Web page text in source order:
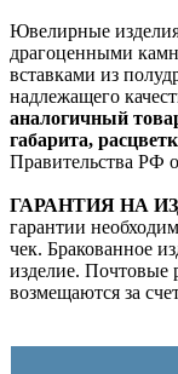
Ювелирные
драгоценными
вставками из
надлежащего
аналогичный
габарита,
Правительства РФ
ГАРАНТИЯ НА
гарантии
чек. Бракованное
изделие. Почтовые
возмещаются за